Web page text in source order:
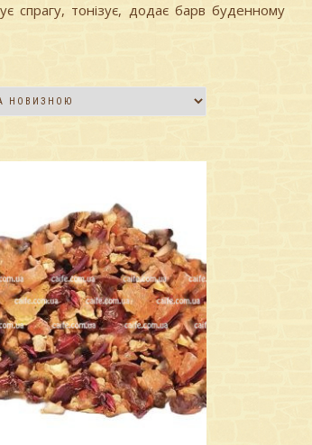
спрагу, тонізує, додає барв буденному